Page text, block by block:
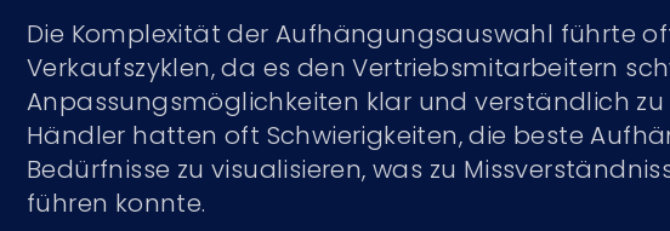
Die Komplexität der Aufhängungsauswahl führte
Verkaufszyklen, da es den Vertriebsmitarbeitern
Anpassungsmöglichkeiten klar und verständlich zu
Händler hatten oft Schwierigkeiten, die beste
Bedürfnisse zu visualisieren, was zu
führen konnte.